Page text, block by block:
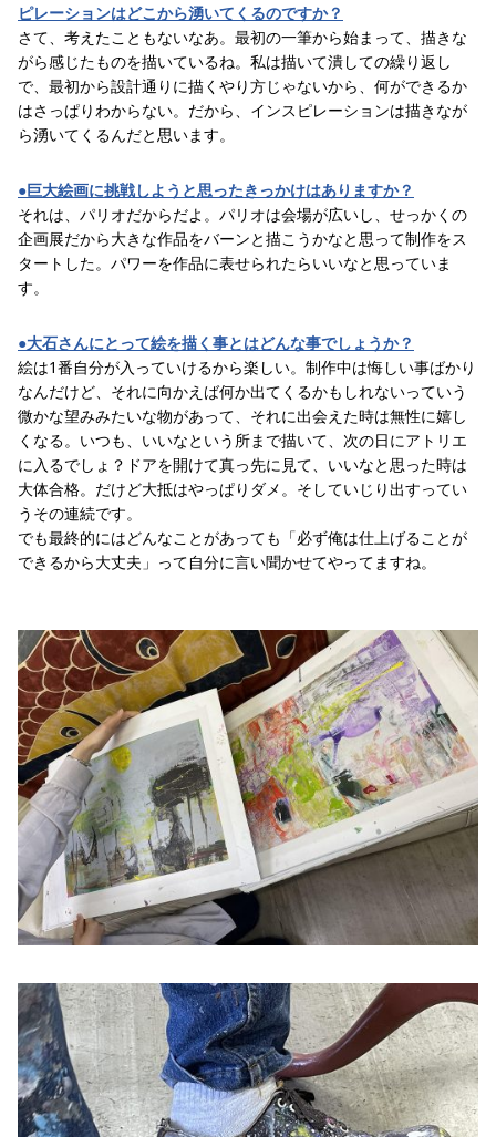
ピレーションはどこから湧いてくるのですか？
さて、考えたこともないなあ。最初の一筆から始まって、描きな
がら感じたものを描いているね。私は描いて潰しての繰り返し
で、最初から設計通りに描くやり方じゃないから、何ができるか
はさっぱりわからない。だから、インスピレーションは描きなが
ら湧いてくるんだと思います。
●巨大絵画に挑戦しようと思ったきっかけはありますか？
それは、パリオだからだよ。パリオは会場が広いし、せっかくの
企画展だから大きな作品をバーンと描こうかなと思って制作をス
タートした。パワーを作品に表せられたらいいなと思っていま
す。
●大石さんにとって絵を描く事とはどんな事でしょうか？
絵は1番自分が入っていけるから楽しい。制作中は悔しい事ばかり
なんだけど、それに向かえば何か出てくるかもしれないっていう
微かな望みみたいな物があって、それに出会えた時は無性に嬉し
くなる。いつも、いいなという所まで描いて、次の日にアトリエ
に入るでしょ？ドアを開けて真っ先に見て、いいなと思った時は
大体合格。だけど大抵はやっぱりダメ。そしていじり出すってい
うその連続です。
でも最終的にはどんなことがあっても「必ず俺は仕上げることが
できるから大丈夫」って自分に言い聞かせてやってますね。